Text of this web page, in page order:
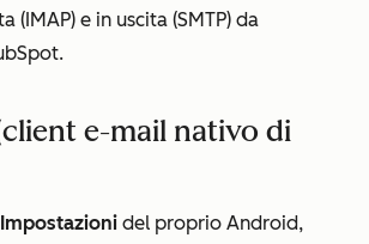
(IMAP) e in uscita (SMTP) da
e-mail nativo di
Impostazioni del proprio Android,